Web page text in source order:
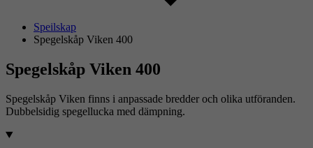
Speilskap
Spegelskåp Viken 400
Spegelskåp Viken 400
Spegelskåp Viken finns i anpassade bredder och olika utföranden.
Dubbelsidig spegellucka med dämpning.